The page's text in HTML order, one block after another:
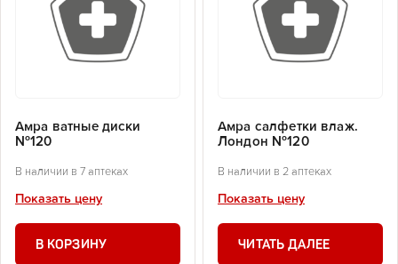
Амра ватные диски
№120
В наличии в 7 аптеках
Показать цену
В КОРЗИНУ
Амра салфетки влаж.
Лондон №120
В наличии в 2 аптеках
Показать цену
ЧИТАТЬ ДАЛЕЕ